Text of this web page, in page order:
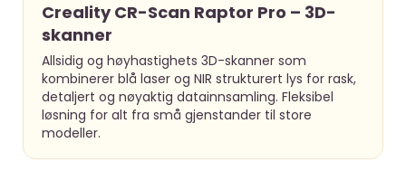
Creality CR-Scan Raptor Pro – 3D-
skanner
Allsidig og høyhastighets 3D-skanner som
kombinerer blå laser og NIR strukturert lys for rask,
detaljert og nøyaktig datainnsamling. Fleksibel
løsning for alt fra små gjenstander til store
modeller.